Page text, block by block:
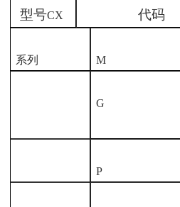
型号CX 代码
系列 M
G
P